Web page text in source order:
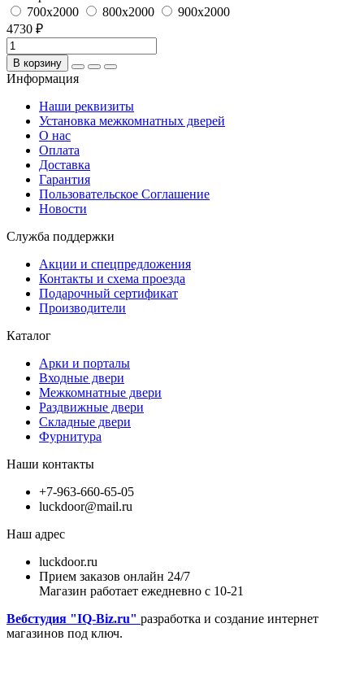
700x2000
800x2000
900x2000
4730 ₽
В корзину
Информация
Наши реквизиты
Установка межкомнатных дверей
О нас
Оплата
Доставка
Гарантия
Пользовательское Соглашение
Новости
Служба поддержки
Акции и спецпредложения
Контакты и схема проезда
Подарочный сертификат
Производители
Каталог
Арки и порталы
Входные двери
Межкомнатные двери
Раздвижные двери
Складные двери
Фурнитура
Наши контакты
+7-963-660-65-05
luckdoor@mail.ru
Наш адрес
luckdoor.ru
Прием заказов онлайн 24/7
Магазин работает ежедневно с 10-21
Вебстудия "IQ-Biz.ru" разработка и создание интернет
магазинов под ключ.